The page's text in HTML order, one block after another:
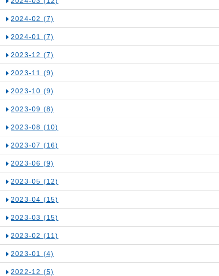
2024-02 (7)
2024-01 (7)
2023-12 (7)
2023-11 (9)
2023-10 (9)
2023-09 (8)
2023-08 (10)
2023-07 (16)
2023-06 (9)
2023-05 (12)
2023-04 (15)
2023-03 (15)
2023-02 (11)
2023-01 (4)
2022-12 (5)